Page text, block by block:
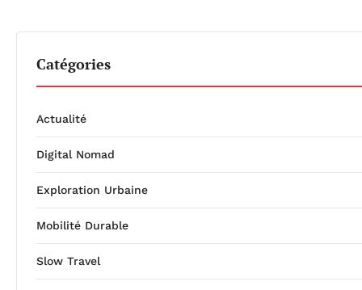
Catégories
Actualité
Digital Nomad
Exploration Urbaine
Mobilité Durable
Slow Travel